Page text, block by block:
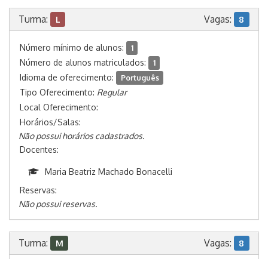
Turma: L Vagas: 8
Número mínimo de alunos: 1
Número de alunos matriculados: 1
Idioma de oferecimento: Português
Tipo Oferecimento: Regular
Local Oferecimento:
Horários/Salas:
Não possui horários cadastrados.
Docentes:
Maria Beatriz Machado Bonacelli
Reservas:
Não possui reservas.
Turma: M Vagas: 8